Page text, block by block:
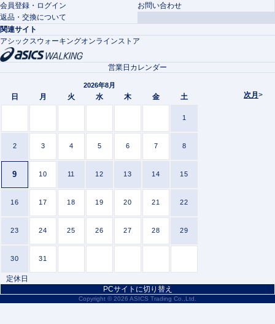
会員登録・ログイン
お問い合わせ
返品・交換について
関連サイト
アシックスウォーキングオンラインストア
次月>
営業日カレンダー
2026年8月
日 月 火 水 木 金 土
1
2 3 4 5 6 7 8
9 10 11 12 13 14 15
16 17 18 19 20 21 22
23 24 25 26 27 28 29
30 31
定休日
PCサイトに切り替え
Copyright © 2026 ASICS Trading Co.,Ltd.